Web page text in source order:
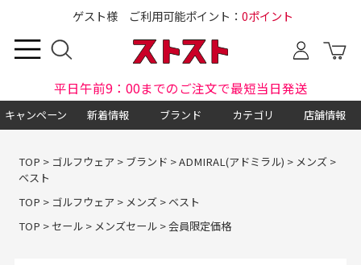
ゲスト様 ご利用可能ポイント： 0ポイント
平日午前9：00までのご注文で最短当日発送
キャンペーン 新着情報 ブランド カテゴリ 店舗情報
TOP > ゴルフウェア > ブランド >ADMIRAL(アドミラル) > メンズ>
ベスト
TOP > ゴルフウェア > メンズ> ベスト
TOP > セール> メンズセール>会員限定価格